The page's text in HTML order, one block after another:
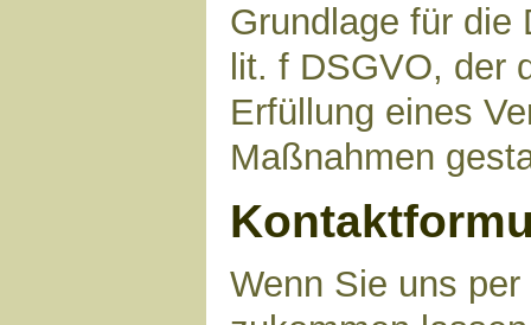
Grundlage für die
lit. f DSGVO, der
Erfüllung eines
Maßnahmen
Wenn Sie uns